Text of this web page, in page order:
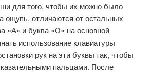
для того, чтобы их можно было
ощупь, отличаются от остальных
«А» и буква «О» на основной
использование клавиатуры
рук на эти буквы так, чтобы
пальцами. После